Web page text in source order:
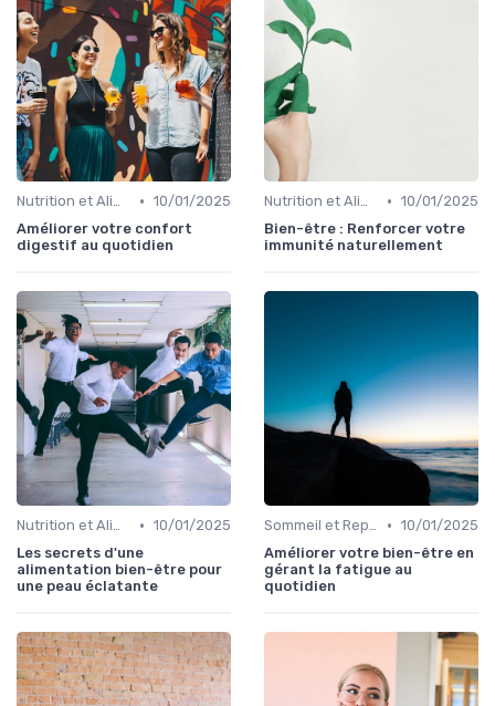
Nutrition et Alimentation Saine • 10/01/2025
Améliorer votre confort
digestif au quotidien
Nutrition et Alimentation Saine • 10/01/2025
Bien-être : Renforcer votre
immunité naturellement
Nutrition et Alimentation Saine • 10/01/2025
Les secrets d'une
alimentation bien-être pour
une peau éclatante
Sommeil et Repos • 10/01/2025
Améliorer votre bien-être en
gérant la fatigue au
quotidien